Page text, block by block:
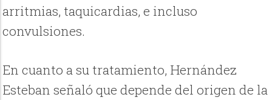
arritmias, taquicardias, e incluso
convulsiones.
En cuanto a su tratamiento, Hernández
Esteban señaló que depende del origen de la